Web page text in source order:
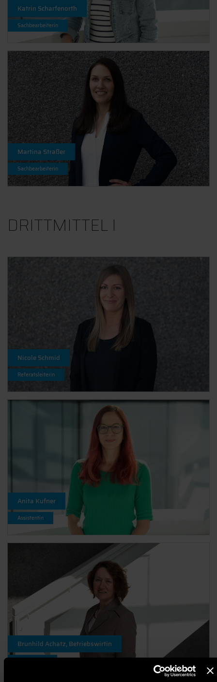
Katrin Scharfenorth
Sachbearbeiterin
Martina Straßer
Sachbearbeiterin
DRITTMITTEL I
Nicole Schmid
Referatsleiterin
Anita Kufner
Assistentin
Brunhild Achatz, Betriebswirtin